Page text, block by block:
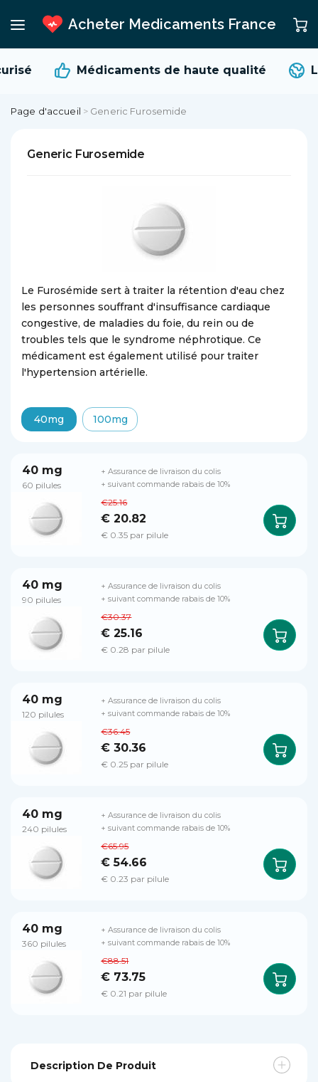
Acheter Medicaments France
Médicaments dehaute qualité
Page d'accueil > Generic Furosemide
Generic Furosemide
Le Furosémide sert à traiter la rétention d'eau chez
les personnes souffrant d'insuffisance cardiaque
congestive, de maladies du foie, du rein ou de
troubles tels que le syndrome néphrotique. Ce
médicament est également utilisé pour traiter
l'hypertension artérielle.
40mg 100mg
40 mg
60 pilules
€25.16
€ 20.82
€ 0.35 par pilule
+ Assurance de livraison du colis
+ suivant commande rabais de 10%
40 mg
90 pilules
€30.37
€ 25.16
€ 0.28 par pilule
+ Assurance de livraison du colis
+ suivant commande rabais de 10%
40 mg
120 pilules
€36.45
€ 30.36
€ 0.25 par pilule
+ Assurance de livraison du colis
+ suivant commande rabais de 10%
40 mg
240 pilules
€65.95
€ 54.66
€ 0.23 par pilule
+ Assurance de livraison du colis
+ suivant commande rabais de 10%
40 mg
360 pilules
€88.51
€ 73.75
€ 0.21 par pilule
+ Assurance de livraison du colis
+ suivant commande rabais de 10%
Description De Produit